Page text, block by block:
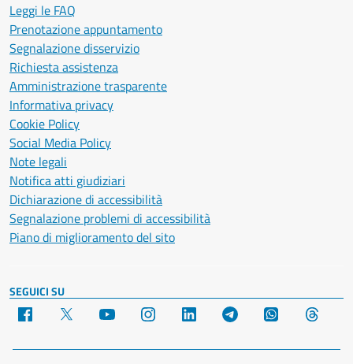
Leggi le FAQ
Prenotazione appuntamento
Segnalazione disservizio
Richiesta assistenza
Amministrazione trasparente
Informativa privacy
Cookie Policy
Social Media Policy
Note legali
Notifica atti giudiziari
Dichiarazione di accessibilità
Segnalazione problemi di accessibilità
Piano di miglioramento del sito
SEGUICI SU
Facebook YouTube Instagram LinkedIn Telegram WhatsApp